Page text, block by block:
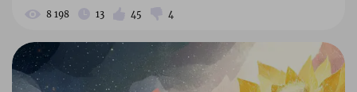
8 198 13 45 4